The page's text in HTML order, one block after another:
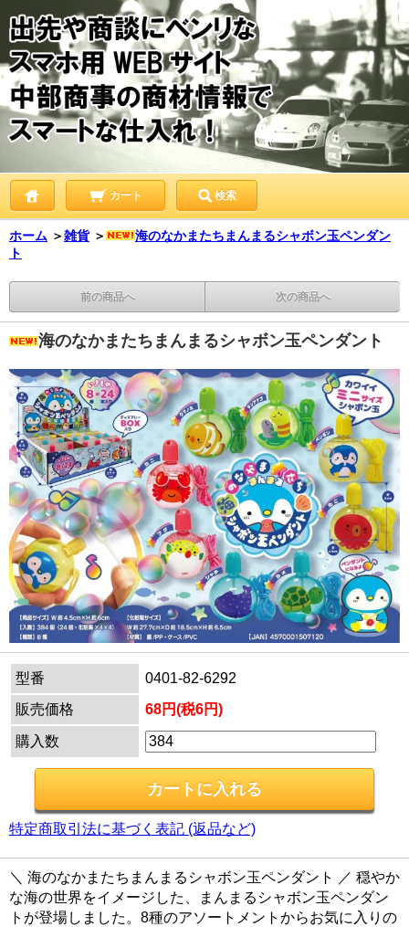
カート 検索
ホーム ＞雑貨 ＞
海のなかまたちまんまるシャボン玉ペンダン
ト
前の商品へ 次の商品へ
海のなかまたちまんまるシャボン玉ペンダント
型番
0401-82-6292
販売価格
68円(税6円)
購入数
特定商取引法に基づく表記 (返品など)
＼ 海のなかまたちまんまるシャボン玉ペンダント ／ 穏やか
な海の世界をイメージした、まんまるシャボン玉ペンダン
トが登場しました。8種のアソートメントからお気に入りの